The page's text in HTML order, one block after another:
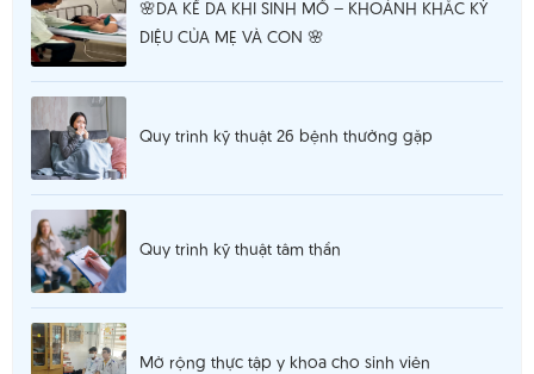
🌸DA KỀ DA KHI SINH MỔ – KHOẢNH KHẮC KỲ
DIỆU CỦA MẸ VÀ CON 🌸
Quy trình kỹ thuật 26 bệnh thường gặp
Quy trình kỹ thuật tâm thần
Mở rộng thực tập y khoa cho sinh viên